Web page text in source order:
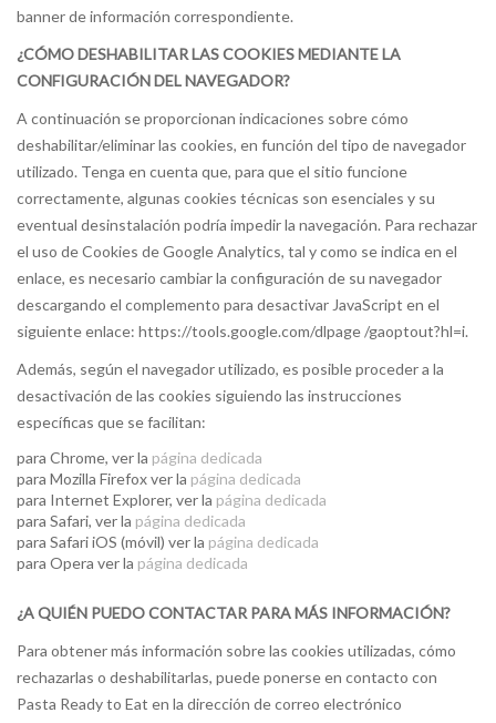
banner de información correspondiente.
¿CÓMO DESHABILITAR LAS COOKIES MEDIANTE LA
CONFIGURACIÓN DEL NAVEGADOR?
A continuación se proporcionan indicaciones sobre cómo
deshabilitar/eliminar las cookies, en función del tipo de navegador
utilizado. Tenga en cuenta que, para que el sitio funcione
correctamente, algunas cookies técnicas son esenciales y su
eventual desinstalación podría impedir la navegación. Para rechazar
el uso de Cookies de Google Analytics, tal y como se indica en el
enlace, es necesario cambiar la configuración de su navegador
descargando el complemento para desactivar JavaScript en el
siguiente enlace: https://tools.google.com/dlpage /gaoptout?hl=i.
Además, según el navegador utilizado, es posible proceder a la
desactivación de las cookies siguiendo las instrucciones
específicas que se facilitan:
para Chrome, ver la página dedicada
para Mozilla Firefox ver la página dedicada
para Internet Explorer, ver la página dedicada
para Safari, ver la página dedicada
para Safari iOS (móvil) ver la página dedicada
para Opera ver la página dedicada
¿A QUIÉN PUEDO CONTACTAR PARA MÁS INFORMACIÓN?
Para obtener más información sobre las cookies utilizadas, cómo
rechazarlas o deshabilitarlas, puede ponerse en contacto con
Pasta Ready to Eat en la dirección de correo electrónico